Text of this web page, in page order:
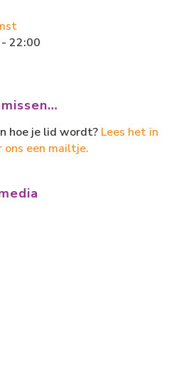
22:00
hoe je lid wordt? Lees het in
ons een mailtje.